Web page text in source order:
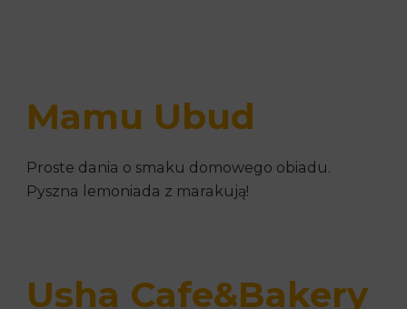
Mamu Ubud
Proste dania o smaku domowego obiadu.
Pyszna lemoniada z marakują!
Usha Cafe&Bakery